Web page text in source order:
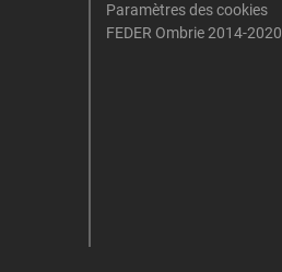
Paramètres des cookies
FEDER Ombrie 2014-2020